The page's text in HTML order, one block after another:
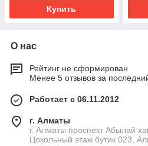
Купить
О нас
Рейтинг не сформирован
Менее 5 отзывов за
Работает с 06.11.2012
г. Алматы
г. Алматы проспект Абылай
Цокольный этаж бутик 023,